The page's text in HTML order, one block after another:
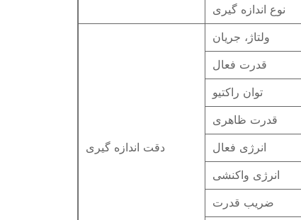
نوع اندازه گیری
دقت اندازه گیری
ولتاژ، جریان
قدرت فعال
توان راکتیو
قدرت ظاهری
انرژی فعال
انرژی واکنشی
ضریب قدرت